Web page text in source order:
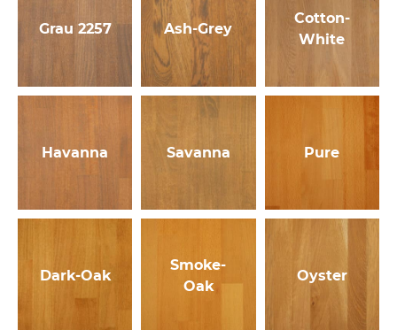
Grau 2257 Ash-Grey
Cotton-
White
Havanna Savanna Pure
Dark-Oak
Smoke-
Oak
Oyster